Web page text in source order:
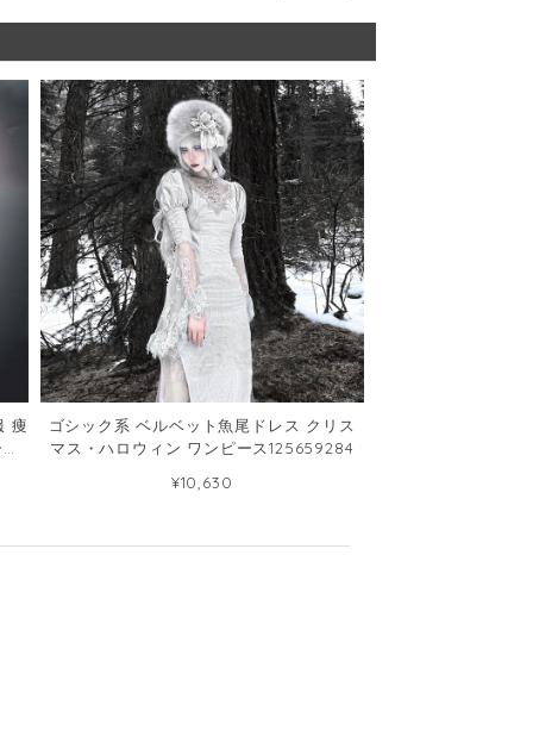
痩
ゴシック系 ベルベット魚尾ドレス クリス
マス・ハロウィン ワンピース125659284
¥10,630